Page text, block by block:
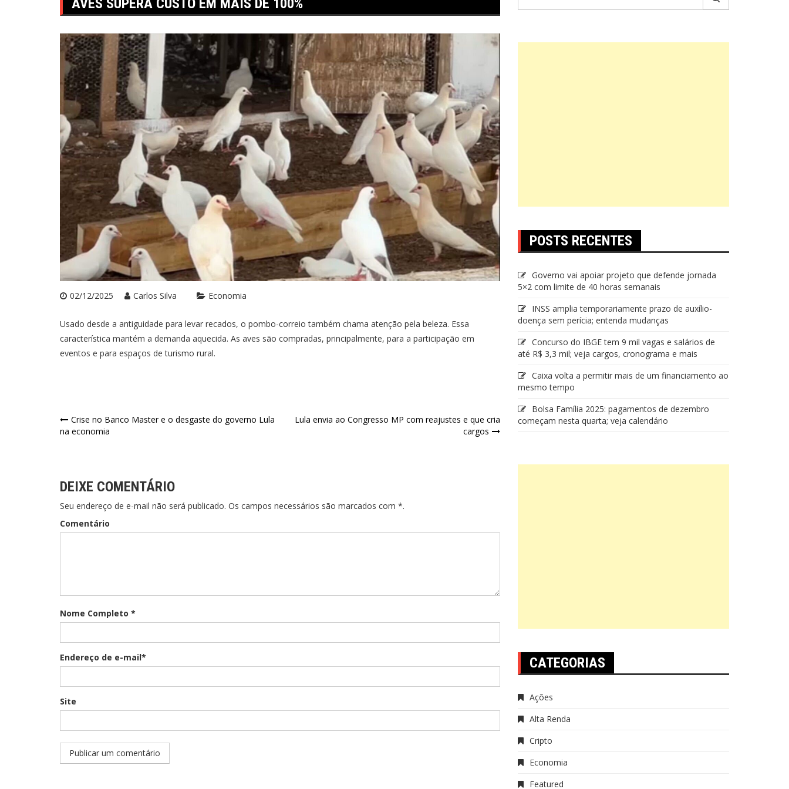
AVES SUPERA CUSTO EM MAIS DE 100%
02/12/2025 Carlos Silva Economia
Usado desde a antiguidade para levar recados, o pombo-correio também chama atenção pela beleza. Essa
característica mantém a demanda aquecida. As aves são compradas, principalmente, para a participação em
eventos e para espaços de turismo rural.
Navegação
Crise no Banco Master e o desgaste do governo Lula
na economia
Lula envia ao Congresso MP com reajustes e que cria
cargos
DEIXE COMENTÁRIO
Seu endereço de e-mail não será publicado. Os campos necessários são marcados com *.
Comentário
Nome Completo *
Endereço de e-mail*
Site
POSTS RECENTES
Governo vai apoiar projeto que defende jornada
5×2 com limite de 40 horas semanais
INSS amplia temporariamente prazo de auxílio-
doença sem perícia; entenda mudanças
Concurso do IBGE tem 9 mil vagas e salários de
até R$ 3,3 mil; veja cargos, cronograma e mais
Caixa volta a permitir mais de um financiamento ao
mesmo tempo
Bolsa Família 2025: pagamentos de dezembro
começam nesta quarta; veja calendário
CATEGORIAS
Ações
Alta Renda
Cripto
Economia
Featured